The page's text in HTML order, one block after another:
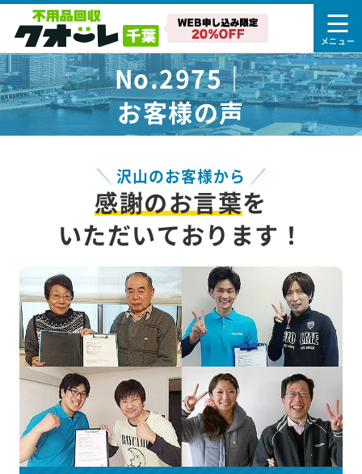
No.2975｜
お客様の声
沢山のお客様から
感謝のお言葉を
いただいております！